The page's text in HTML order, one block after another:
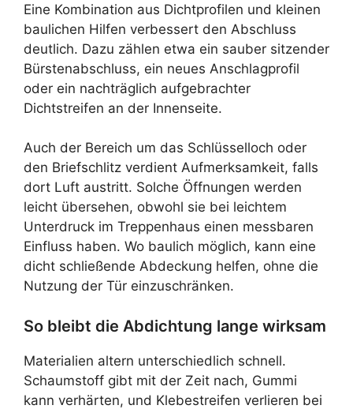
Eine Kombination aus Dichtprofilen und kleinen
baulichen Hilfen verbessert den Abschluss
deutlich. Dazu zählen etwa ein sauber sitzender
Bürstenabschluss, ein neues Anschlagprofil
oder ein nachträglich aufgebrachter
Dichtstreifen an der Innenseite.
Auch der Bereich um das Schlüsselloch oder
den Briefschlitz verdient Aufmerksamkeit, falls
dort Luft austritt. Solche Öffnungen werden
leicht übersehen, obwohl sie bei leichtem
Unterdruck im Treppenhaus einen messbaren
Einfluss haben. Wo baulich möglich, kann eine
dicht schließende Abdeckung helfen, ohne die
Nutzung der Tür einzuschränken.
So bleibt die Abdichtung lange wirksam
Materialien altern unterschiedlich schnell.
Schaumstoff gibt mit der Zeit nach, Gummi
kann verhärten, und Klebestreifen verlieren bei